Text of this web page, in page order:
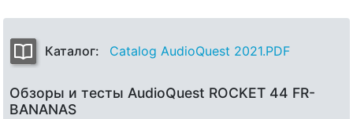
Каталог: Catalog AudioQuest 2021.PDF
Обзоры и тесты AudioQuest ROCKET 44 FR-
BANANAS